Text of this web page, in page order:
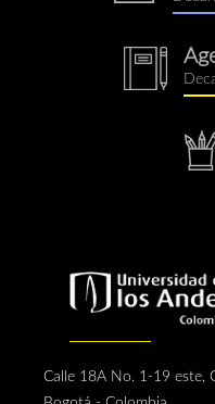
Calle 18A No. 1-19 este,